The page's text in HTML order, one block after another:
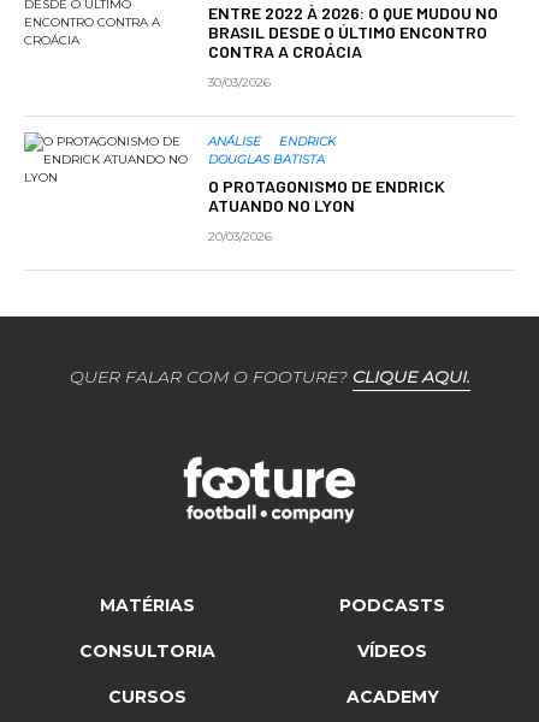
ENTRE 2022 À 2026: O QUE MUDOU NO
BRASIL DESDE O ÚLTIMO ENCONTRO
CONTRA A CROÁCIA
30/03/2026
ANÁLISE
ENDRICK
DOUGLAS BATISTA
O PROTAGONISMO DE ENDRICK
ATUANDO NO LYON
20/03/2026
QUER FALAR COM O FOOTURE? CLIQUE AQUI.
MATÉRIAS PODCASTS
CONSULTORIA VÍDEOS
CURSOS ACADEMY